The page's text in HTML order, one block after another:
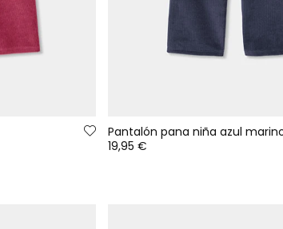
Pantalón pana niña azul
19,95 €